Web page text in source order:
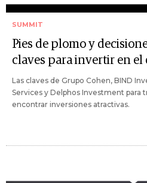
SUMMIT
Pies de plomo y
claves para invertir en el
Las claves de Grupo Cohen, BIND
Services y Delphos Investment para
encontrar inversiones atractivas.